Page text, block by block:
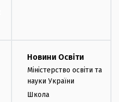
Новини Освіти
Міністерство освіти та
науки України
Школа